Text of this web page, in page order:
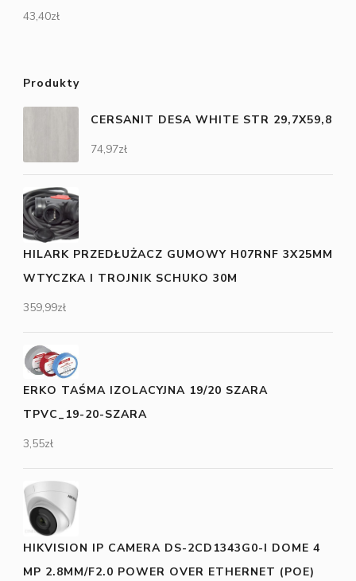
43,40zł
Produkty
CERSANIT DESA WHITE STR 29,7X59,8
74,97zł
HILARK PRZEDŁUŻACZ GUMOWY H07RNF 3X25MM
WTYCZKA I TROJNIK SCHUKO 30M
359,99zł
ERKO TAŚMA IZOLACYJNA 19/20 SZARA
TPVC_19-20-SZARA
3,55zł
HIKVISION IP CAMERA DS-2CD1343G0-I DOME 4
MP 2.8MM/F2.0 POWER OVER ETHERNET (POE)